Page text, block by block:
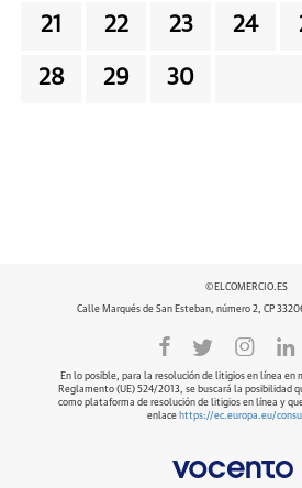
21 22 23 24
28 29 30
©ELCOMERCIO.ES
Calle Marqués de San Esteban, número 2, CP
En lo posible, para la resolución de litigios en línea en
Reglamento (UE) 524/2013, se buscará la posibilidad
como plataforma de resolución de litigios en línea y
enlace https://ec.europa.eu/